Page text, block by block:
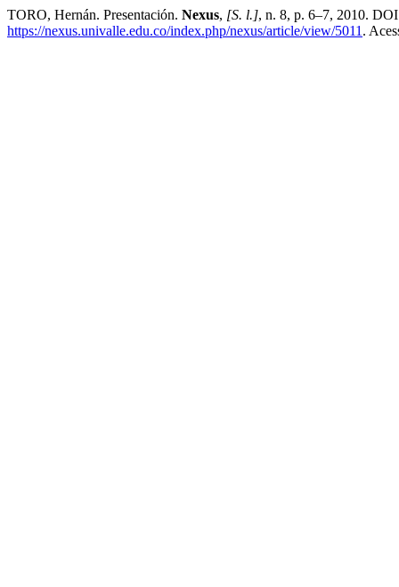
TORO, Hernán. Presentación. Nexus, [S. l.], n. 8, p. 6–7, 2010.
https://nexus.univalle.edu.co/index.php/nexus/article/view/5011 .